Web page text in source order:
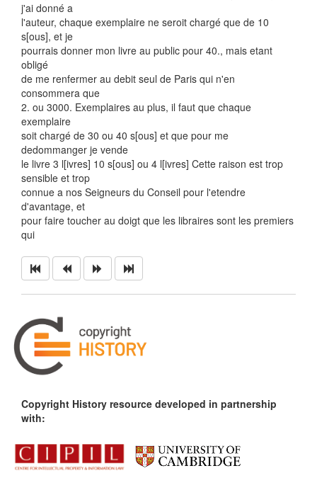
j'ai donné a
l'auteur, chaque exemplaire ne seroit chargé que de 10
s[ous], et je
pourrais donner mon livre au public pour 40., mais etant
obligé
de me renfermer au debit seul de Paris qui n'en
consommera que
2. ou 3000. Exemplaires au plus, il faut que chaque
exemplaire
soit chargé de 30 ou 40 s[ous] et que pour me
dedommanger je vende
le livre 3 l[ivres] 10 s[ous] ou 4 l[ivres] Cette raison est trop
sensible et trop
connue a nos Seigneurs du Conseil pour l'etendre
d'avantage, et
pour faire toucher au doigt que les libraires sont les premiers
qui
Copyright History resource developed in partnership
with: